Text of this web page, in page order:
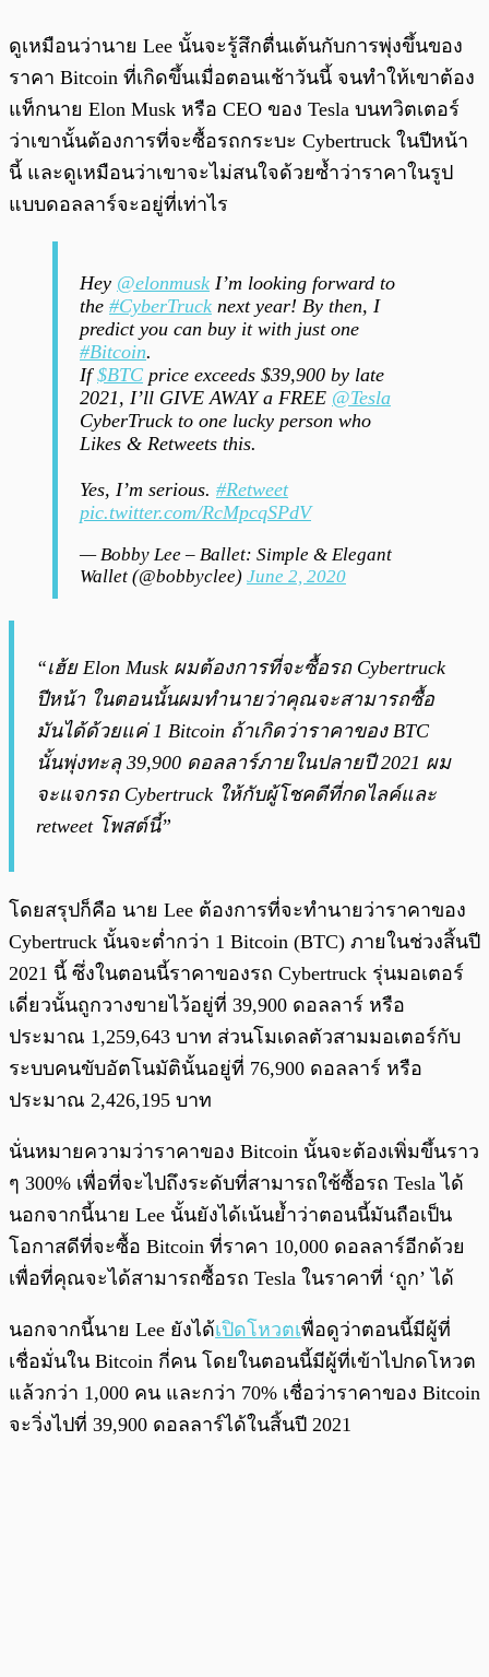
ดูเหมือนว่านาย Lee นั้นจะรู้สึกตื่นเต้นกับการพุ่งขึ้นของ
ราคา Bitcoin ที่เกิดขึ้นเมื่อตอนเช้าวันนี้ จนทำให้เขาต้อง
แท็กนาย Elon Musk หรือ CEO ของ Tesla บนทวิตเตอร์
ว่าเขานั้นต้องการที่จะซื้อรถกระบะ Cybertruck ในปีหน้า
นี้ และดูเหมือนว่าเขาจะไม่สนใจด้วยซ้ำว่าราคาในรูป
แบบดอลลาร์จะอยู่ที่เท่าไร
Hey @elonmusk I’m looking forward to
the #CyberTruck next year! By then, I
predict you can buy it with just one
#Bitcoin.
If$BTC price exceeds $39,900 by late
2021, I’ll GIVE AWAY a FREE @Tesla
CyberTruck to one lucky person who
Likes & Retweets this.
Yes, I’m serious. #Retweet
pic.twitter.com/RcMpcqSPdV
— Bobby Lee – Ballet: Simple & Elegant
Wallet (@bobbyclee) June 2, 2020
“เฮ้ย Elon Musk ผมต้องการที่จะซื้อรถ Cybertruck
ปีหน้า ในตอนนั้นผมทำนายว่าคุณจะสามารถซื้อ
มันได้ด้วยแค่ 1 Bitcoin ถ้าเกิดว่าราคาของ BTC
นั้นพุ่งทะลุ 39,900 ดอลลาร์ภายในปลายปี 2021 ผม
จะแจกรถ Cybertruck ให้กับผู้โชคดีที่กดไลค์และ
retweet โพสต์นี้”
โดยสรุปก็คือ นาย Lee ต้องการที่จะทำนายว่าราคาของ
Cybertruck นั้นจะต่ำกว่า 1 Bitcoin (BTC) ภายในช่วงสิ้นปี
2021 นี้ ซึ่งในตอนนี้ราคาของรถ Cybertruck รุ่นมอเตอร์
เดี่ยวนั้นถูกวางขายไว้อยู่ที่ 39,900 ดอลลาร์ หรือ
ประมาณ 1,259,643 บาท ส่วนโมเดลตัวสามมอเตอร์กับ
ระบบคนขับอัตโนมัตินั้นอยู่ที่ 76,900 ดอลลาร์ หรือ
ประมาณ 2,426,195 บาท
นั่นหมายความว่าราคาของ Bitcoin นั้นจะต้องเพิ่มขึ้นราว
ๆ 300% เพื่อที่จะไปถึงระดับที่สามารถใช้ซื้อรถ Tesla ได้
นอกจากนี้นาย Lee นั้นยังได้เน้นย้ำว่าตอนนี้มันถือเป็น
โอกาสดีที่จะซื้อ Bitcoin ที่ราคา 10,000 ดอลลาร์อีกด้วย
เพื่อที่คุณจะได้สามารถซื้อรถ Tesla ในราคาที่ ‘ถูก’ ได้
นอกจากนี้นาย Lee ยังได้เปิดโหวตเพื่อดูว่าตอนนี้มีผู้ที่
เชื่อมั่นใน Bitcoin กี่คน โดยในตอนนี้มีผู้ที่เข้าไปกดโหวต
แล้วกว่า 1,000 คน และกว่า 70% เชื่อว่าราคาของ Bitcoin
จะวิ่งไปที่ 39,900 ดอลลาร์ได้ในสิ้นปี 2021